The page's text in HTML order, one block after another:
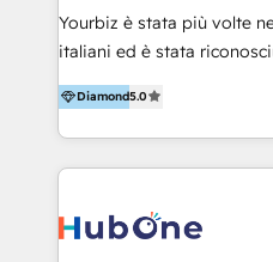
Inmobiliarios y Empresas
Productos
Yourbiz è stata più volte
italiani ed è stata
migliori partner EMEA per
Stiamo accompagnando
digitalizzazione e
marketing e vendita. Il nostro metodo DAM è stato
mappatura dei canali di
Diamond5.0